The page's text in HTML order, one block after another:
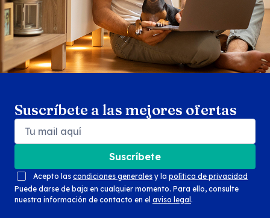
Suscríbete a las mejores ofertas
Suscríbete
Acepto las condiciones generales y la política de privacidad
Puede darse de baja en cualquier momento. Para ello, consulte
nuestra información de contacto en el aviso legal .